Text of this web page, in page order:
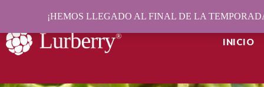
INICIO
¡HEMOS LLEGADO AL FINAL DE LA